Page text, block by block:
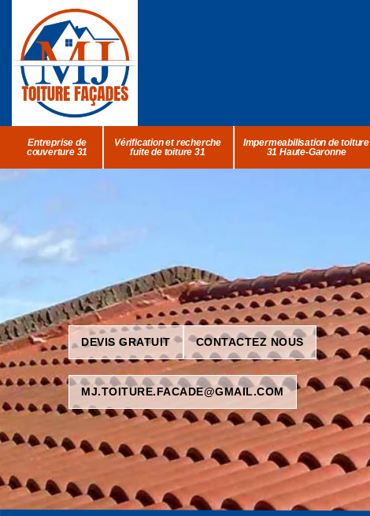
Entreprise de
couverture 31
Vérification et recherche
fuite de toiture 31
Impermeabilisation de toiture
31 Haute-Garonne
DEVIS GRATUIT CONTACTEZ NOUS
MJ.TOITURE.FACADE@GMAIL.COM